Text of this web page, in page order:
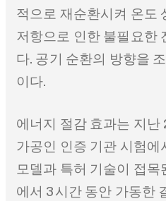
적으로 재순환시켜 온도
저항으로 인한 불필요한
다. 공기 순환의 방향을
이다.
에너지 절감 효과는 지난
가공인 인증 기관 시험에
모델과 특허 기술이 접목
에서 3시간 동안 가동한